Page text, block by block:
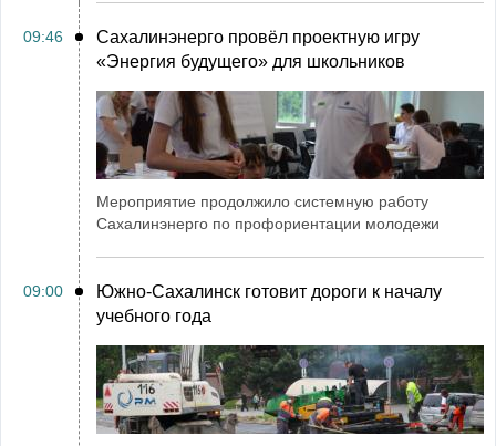
09:46
Сахалинэнерго провёл проектную игру
«Энергия будущего» для школьников
Мероприятие продолжило системную работу
Сахалинэнерго по профориентации молодежи
09:00
Южно-Сахалинск готовит дороги к началу
учебного года